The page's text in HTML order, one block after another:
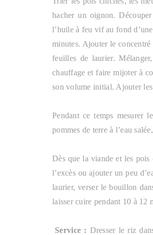
hacher un oignon.
l’huile à feu vif au fond
minutes. Ajouter le concentré
feuilles de laurier.
chauffage et faire mijoter à
son volume initial. Ajouter
Pendant ce temps mesurer
pommes de terre à l’eau
Dès que la viande et les
l’excès ou ajouter un peu
laurier, verser le bouillon
laisser cuire pendant 10 à 12
Service : Dresser le riz